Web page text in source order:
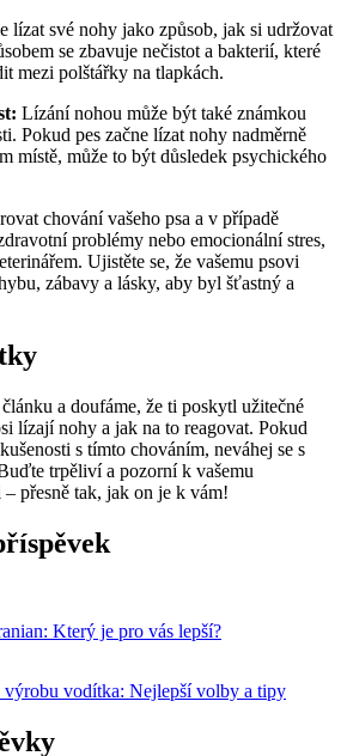
lízat své nohy jako způsob, jak si udržovat
se zbavuje nečistot a bakterií, které
mezi polštářky na tlapkách.
Lízání nohou může být také známkou
Pokud pes začne lízat nohy nadměrně
místě, může to být důsledek psychického
chování vašeho psa a v případě
problémy nebo emocionální stres,
Ujistěte se, že vašemu psovi
zábavy a lásky, aby byl šťastný a
a doufáme, že ti poskytl užitečné
lízají nohy a jak na to reagovat. Pokud
s tímto chováním, neváhej se s
trpěliví a pozorní k vašemu
přesně tak, jak on je k vám!
Který je pro vás lepší?
výrobu vodítka: Nejlepší volby a tipy